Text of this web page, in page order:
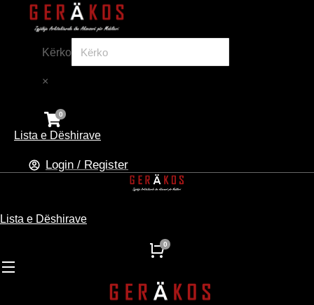
Kërko
×
Lista e Dëshirave
Login / Register
Lista e Dëshirave